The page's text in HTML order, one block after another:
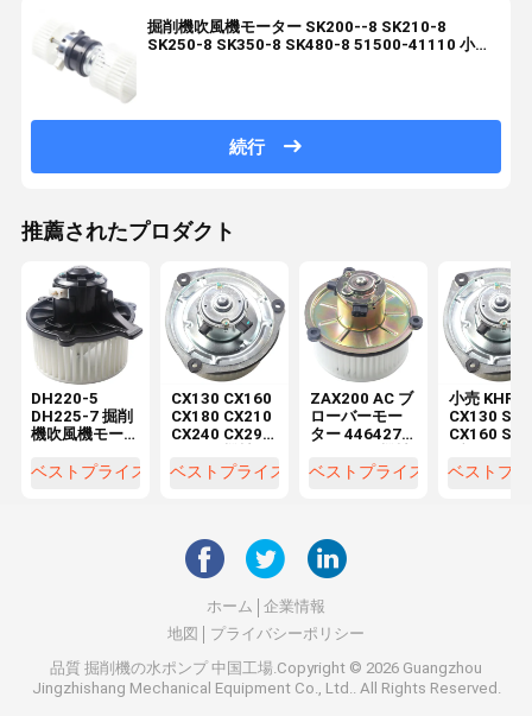
掘削機吹風機モーター SK200--8 SK210-8
SK250-8 SK350-8 SK480-8 51500-41110 小売
続行
推薦されたプロダクト
DH220-5
DH225-7 掘削
機吹風機モー
K1040112 コ
ベストプライス
CX130 CX160
CX180 CX210
CX240 CX290
理工房 電機
ベストプライス
ZAX200 AC ブ
ローバーモー
ター 4464276
修理工場の掘
ベストプライス
小売
CX130
CX160
ーター
ベストプ
ホーム
企業情報
地図
プライバシーポリシー
品質 掘削機の水ポンプ中国工場.Copyright © 2026 Guangzhou
Jingzhishang Mechanical Equipment Co., Ltd.. All Rights Reserved.